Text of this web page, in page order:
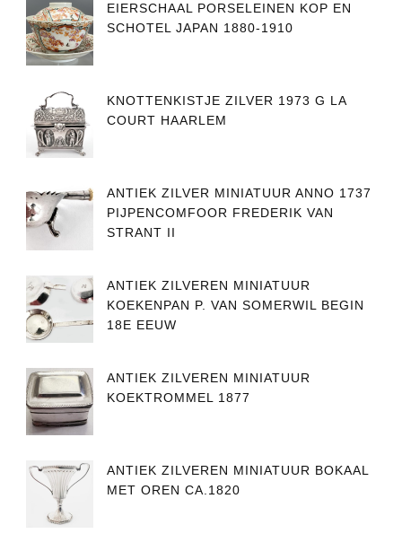
EIERSCHAAL PORSELEINEN KOP EN
SCHOTEL JAPAN 1880-1910
KNOTTENKISTJE ZILVER 1973 G LA
COURT HAARLEM
ANTIEK ZILVER MINIATUUR ANNO 1737
PIJPENCOMFOOR FREDERIK VAN
STRANT II
ANTIEK ZILVEREN MINIATUUR
KOEKENPAN P. VAN SOMERWIL BEGIN
18E EEUW
ANTIEK ZILVEREN MINIATUUR
KOEKTROMMEL 1877
ANTIEK ZILVEREN MINIATUUR BOKAAL
MET OREN CA.1820